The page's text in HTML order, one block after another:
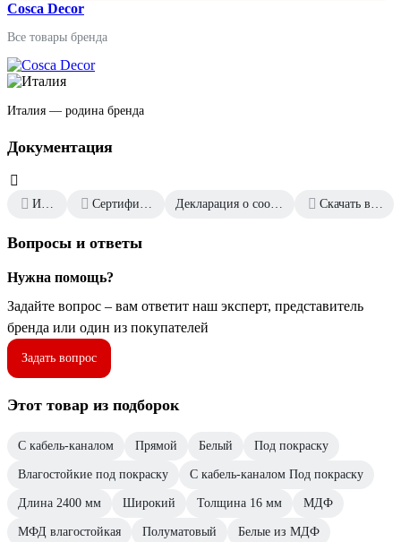
Cosca Decor
Все товары бренда
Италия — родина бренда
Документация
Инструкция Сертификаты соответствия Декларация о соответствии от 2022.12.06 Скачать всю документацию
Вопросы и ответы
Нужна помощь?
Задайте вопрос – вам ответит наш эксперт, представитель
бренда или один из покупателей
Задать вопрос
Этот товар из подборок
С кабель-каналом Прямой Белый Под покраску
Влагостойкие под покраску С кабель-каналом Под покраску
Длина 2400 мм Широкий Толщина 16 мм МДФ
МФД влагостойкая Полуматовый Белые из МДФ